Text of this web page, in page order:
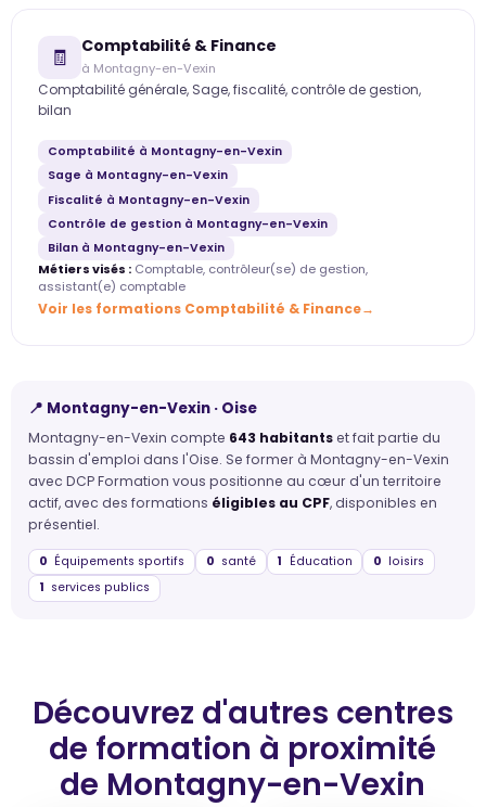
🧾 Comptabilité & Finance
à Montagny-en-Vexin
Comptabilité générale, Sage, fiscalité, contrôle de gestion,
bilan
Comptabilité à Montagny-en-Vexin
Sage à Montagny-en-Vexin
Fiscalité à Montagny-en-Vexin
Contrôle de gestion à Montagny-en-Vexin
Bilan à Montagny-en-Vexin
Métiers visés : Comptable, contrôleur(se) de gestion,
assistant(e) comptable
Voir les formations Comptabilité & Finance
📍 Montagny-en-Vexin · Oise
Montagny-en-Vexin compte 643 habitantset fait partie du
bassin d'emploi dans l'Oise. Se former à Montagny-en-Vexin
avec DCP Formation vous positionne au cœur d'un territoire
actif, avec des formations éligibles au CPF, disponibles en
présentiel.
0 Équipements sportifs 0 santé 1 Éducation 0 loisirs
1 services publics
Découvrez d'autres centres
de formation à proximité
de Montagny-en-Vexin